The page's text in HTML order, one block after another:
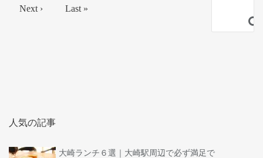
Next › Last »

人気の記事
大崎ランチ６選｜大崎駅周辺で必ず満足で